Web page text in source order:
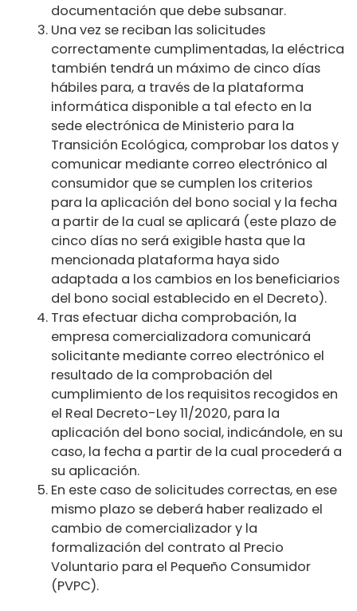
documentación que debe subsanar.
Una vez se reciban las solicitudes
correctamente cumplimentadas, la eléctrica
también tendrá un máximo de cinco días
hábiles para, a través de la plataforma
informática disponible a tal efecto en la
sede electrónica de Ministerio para la
Transición Ecológica, comprobar los datos y
comunicar mediante correo electrónico al
consumidor que se cumplen los criterios
para la aplicación del bono social y la fecha
a partir de la cual se aplicará (este plazo de
cinco días no será exigible hasta que la
mencionada plataforma haya sido
adaptada a los cambios en los beneficiarios
del bono social establecido en el Decreto).
Tras efectuar dicha comprobación, la
empresa comercializadora comunicará
solicitante mediante correo electrónico el
resultado de la comprobación del
cumplimiento de los requisitos recogidos en
el Real Decreto-Ley 11/2020, para la
aplicación del bono social, indicándole, en su
caso, la fecha a partir de la cual procederá a
su aplicación.
En este caso de solicitudes correctas, en ese
mismo plazo se deberá haber realizado el
cambio de comercializador y la
formalización del contrato al Precio
Voluntario para el Pequeño Consumidor
(PVPC).